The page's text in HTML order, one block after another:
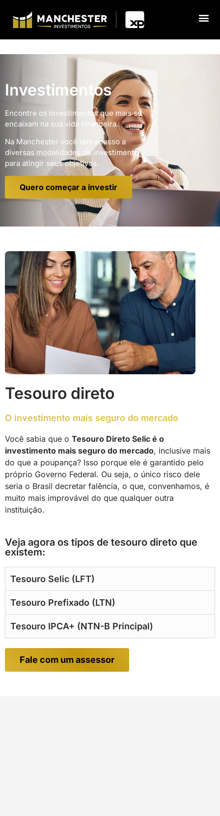
Investimentos
Encontre os investimentos que mais se
encaixam na sua vida financeira.
Na Manchester você tem acesso a
diversas modalidades de investimento
para atingir seus objetivos.
Quero começar a investir
Tesouro direto
O investimento mais seguro do mercado
Você sabia que o Tesouro Direto Selic é o
investimento mais seguro do mercado, inclusive mais
do que a poupança? Isso porque ele é garantido pelo
próprio Governo Federal. Ou seja, o único risco dele
seria o Brasil decretar falência, o que, convenhamos, é
muito mais improvável do que qualquer outra
instituição.
Veja agora os tipos de tesouro direto que
existem:
Tesouro Selic (LFT)
Tesouro Prefixado (LTN)
Tesouro IPCA+ (NTN-B Principal)
Fale com um assessor